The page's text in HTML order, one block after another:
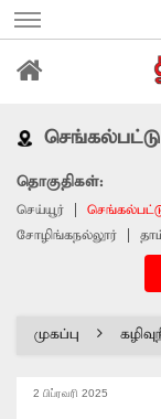
செங்கல்பட்டு
தொகுதிகள்:
செய்யூர்
சோழிங்கநல்லூர்
முகப்பு
2 பிப்ரவரி 2025